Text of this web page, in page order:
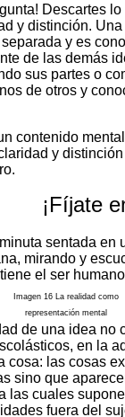
Descartes
y distinción.
y es
de las demás
sus partes o
de otros y
contenido
y
¡Fíjate
Imagen 16 La realidad como
representación mental
de una idea no
en la
cosa: las cosas
sino que
las cuales
fuera del